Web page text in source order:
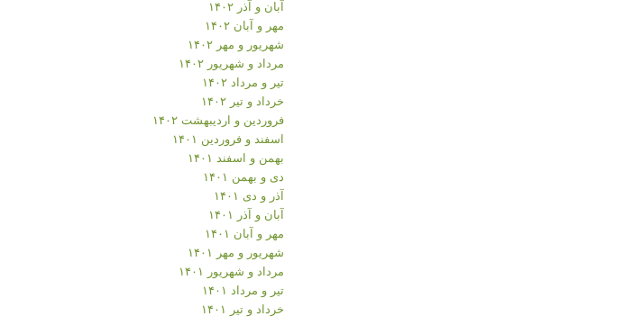
آبان و آذر ۱۴۰۲
مهر و آبان ۱۴۰۲
شهریور و مهر ۱۴۰۲
مرداد و شهریور ۱۴۰۲
تیر و مرداد ۱۴۰۲
خرداد و تیر ۱۴۰۲
فروردین و اردیبهشت ۱۴۰۲
اسفند و فروردین ۱۴۰۱
بهمن و اسفند ۱۴۰۱
دی و بهمن ۱۴۰۱
آذر و دی ۱۴۰۱
آبان و آذر ۱۴۰۱
مهر و آبان ۱۴۰۱
شهریور و مهر ۱۴۰۱
مرداد و شهریور ۱۴۰۱
تیر و مرداد ۱۴۰۱
خرداد و تیر ۱۴۰۱